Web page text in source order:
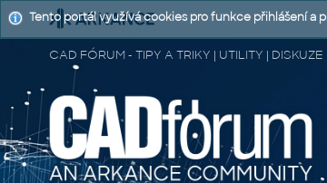
CAD FÓRUM - TIPY A TRIKY | UTILITY |
Tento portál využívá cookies pro funkce přihlášení a